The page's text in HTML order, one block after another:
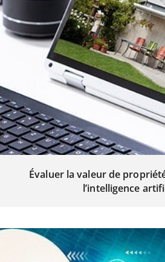
Évaluer la valeur de
l’intelligence